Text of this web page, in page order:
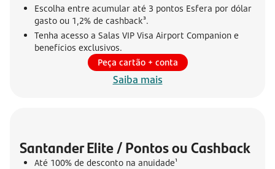
Escolha entre acumular até 3 pontos Esfera por dólar
gasto ou 1,2% de cashback³.
Tenha acesso a Salas VIP Visa Airport Companion e
benefícios exclusivos.
Peça cartão + conta
Saiba mais
Santander Elite / Pontos ou Cashback
Até 100% de desconto na anuidade¹